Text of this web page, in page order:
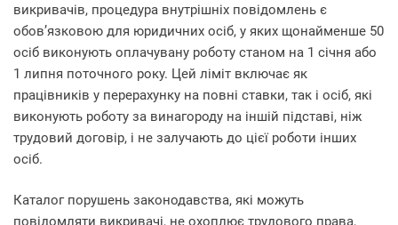
викривачів, процедура внутрішніх повідомлень є
обов’язковою для юридичних осіб, у яких щонайменше 50
осіб виконують оплачувану роботу станом на 1 січня або
1 липня поточного року. Цей ліміт включає як
працівників у перерахунку на повні ставки, так і осіб, які
виконують роботу за винагороду на іншій підставі, ніж
трудовий договір, і не залучають до цієї роботи інших
осіб.
Каталог порушень законодавства, які можуть
повідомляти викривачі, не охоплює трудового права,